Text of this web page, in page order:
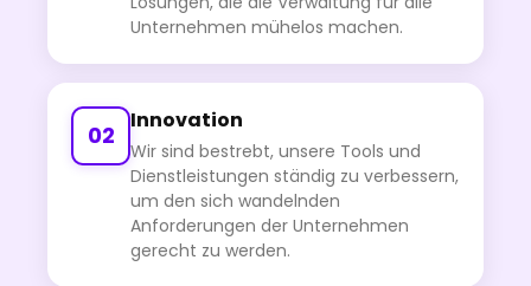
Unternehmen mühelos machen.
02
Innovation
Wir sind bestrebt, unsere Tools und
Dienstleistungen ständig zu verbessern,
um den sich wandelnden
Anforderungen der Unternehmen
gerecht zu werden.